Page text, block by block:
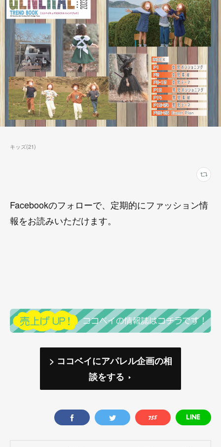
キッズ(21)
Facebookのフォローで、定期的にファッション情
報をお読みいただけます。
> ココベイにアパレル企画の相
談をする